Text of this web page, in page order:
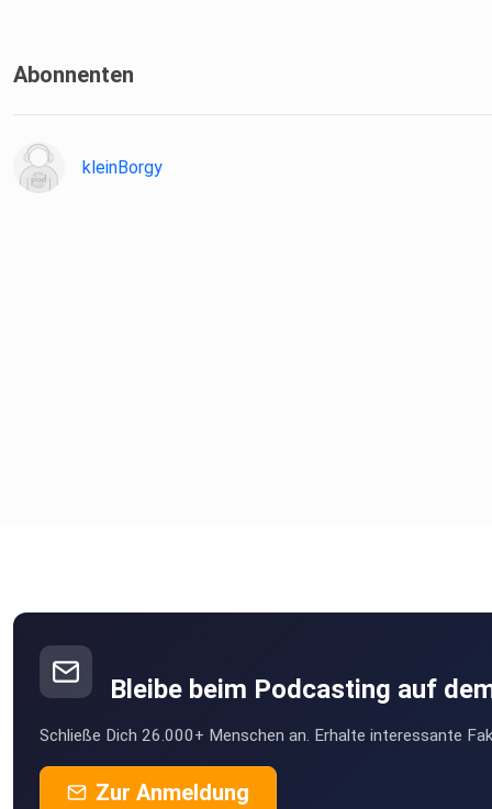
Abonnenten
kleinBorgy
Bleibe beim Podcasting auf
Schließe Dich 26.000+ Menschen an. Erhalte interessante
Zur Anmeldung